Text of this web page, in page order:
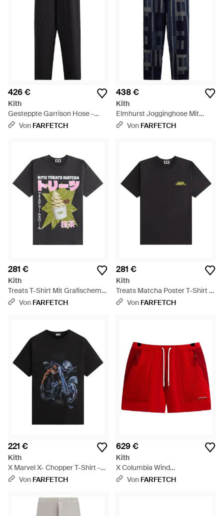
426 €
Kith
Gesteppte Garrison Hose -
Schwarz
Von FARFETCH
438 €
Kith
Elmhurst Jogginghose Mit
Geometrischem Strick - Blau
Von FARFETCH
281 €
Kith
Treats T-Shirt Mit Grafischem
Print - Schwarz
Von FARFETCH
281 €
Kith
Treats Matcha Poster T-Shirt -
Schwarz
Von FARFETCH
221 €
Kith
X Marvel X- Chopper T-Shirt -
Schwarz
Von FARFETCH
629 €
Kith
X Columbia Wind
Joggingshorts Mit Mesh-
Von FARFETCH